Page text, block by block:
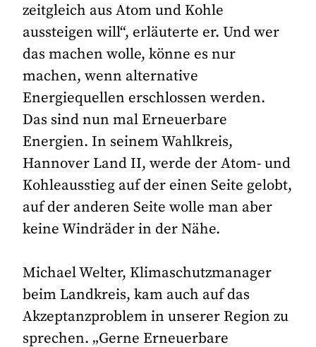
zeitgleich aus Atom und Kohle
aussteigen will“, erläuterte er. Und wer
das machen wolle, könne es nur
machen, wenn alternative
Energiequellen erschlossen werden.
Das sind nun mal Erneuerbare
Energien. In seinem Wahlkreis,
Hannover Land II, werde der Atom- und
Kohleausstieg auf der einen Seite gelobt,
auf der anderen Seite wolle man aber
keine Windräder in der Nähe.
Michael Welter, Klimaschutzmanager
beim Landkreis, kam auch auf das
Akzeptanzproblem in unserer Region zu
sprechen. „Gerne Erneuerbare